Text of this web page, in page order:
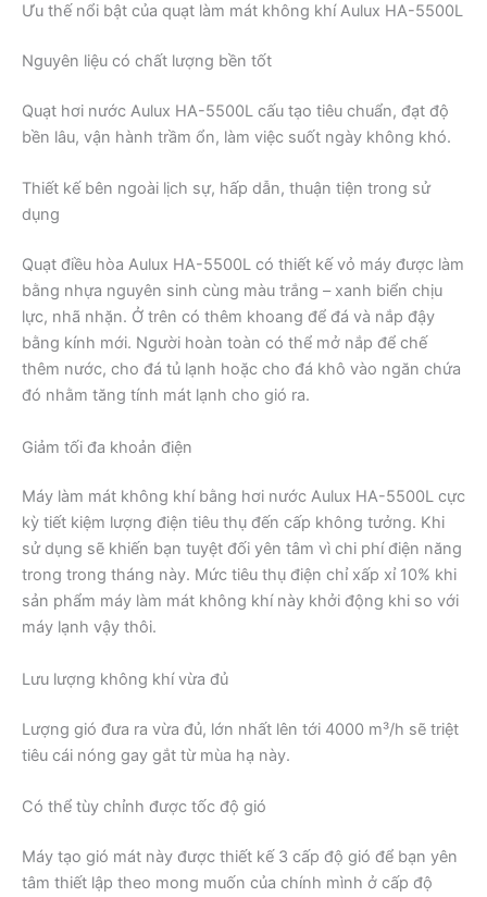
Ưu thế nổi bật của quạt làm mát không khí Aulux HA-5500L
Nguyên liệu có chất lượng bền tốt
Quạt hơi nước Aulux HA-5500L cấu tạo tiêu chuẩn, đạt độ
bền lâu, vận hành trầm ổn, làm việc suốt ngày không khó.
Thiết kế bên ngoài lịch sự, hấp dẫn, thuận tiện trong sử
dụng
Quạt điều hòa Aulux HA-5500L có thiết kế vỏ máy được làm
bằng nhựa nguyên sinh cùng màu trắng – xanh biển chịu
lực, nhã nhặn. Ở trên có thêm khoang để đá và nắp đậy
bằng kính mới. Người hoàn toàn có thể mở nắp để chế
thêm nước, cho đá tủ lạnh hoặc cho đá khô vào ngăn chứa
đó nhằm tăng tính mát lạnh cho gió ra.
Giảm tối đa khoản điện
Máy làm mát không khí bằng hơi nước Aulux HA-5500L cực
kỳ tiết kiệm lượng điện tiêu thụ đến cấp không tưởng. Khi
sử dụng sẽ khiến bạn tuyệt đối yên tâm vì chi phí điện năng
trong trong tháng này. Mức tiêu thụ điện chỉ xấp xỉ 10% khi
sản phẩm máy làm mát không khí này khởi động khi so với
máy lạnh vậy thôi.
Lưu lượng không khí vừa đủ
Lượng gió đưa ra vừa đủ, lớn nhất lên tới 4000 m³/h sẽ triệt
tiêu cái nóng gay gắt từ mùa hạ này.
Có thể tùy chỉnh được tốc độ gió
Máy tạo gió mát này được thiết kế 3 cấp độ gió để bạn yên
tâm thiết lập theo mong muốn của chính mình ở cấp độ